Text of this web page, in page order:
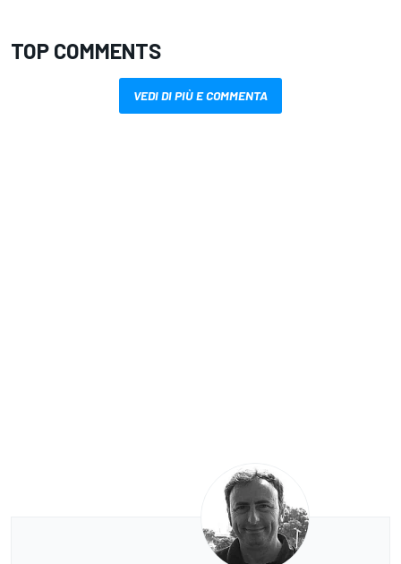
TOP COMMENTS
VEDI DI PIÙ E COMMENTA